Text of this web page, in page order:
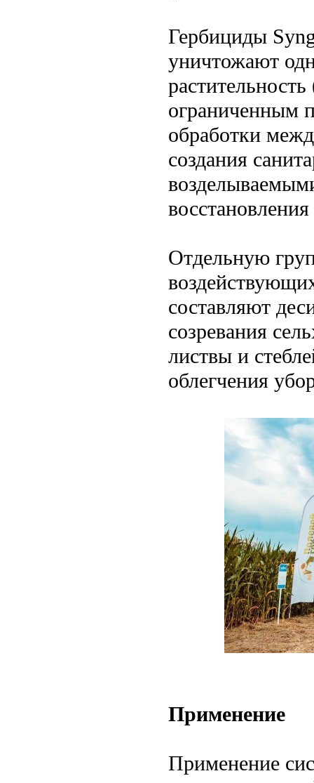
Гербициды
уничтожают
ограниченным
обработки
создания
Отдельную
составляют
созревания
листвы и
облегчения
Применение
Применение